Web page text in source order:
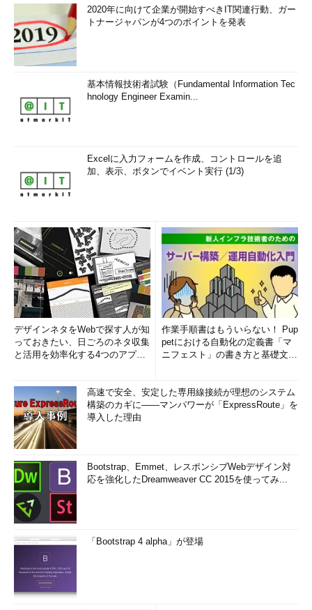
2020年に向けて企業が開始すべきIT関連行動、ガー
トナージャパンが4つのポイントを発表
基本情報技術者試験（Fundamental Information Tec
hnology Engineer Examin...
Excelに入力フォームを作成、コントロールを追
加、表示、ボタンでイベント実行 (1/3)
デザインネタをWebで探す人が知
っておきたい、日ごろのネタ収集
と活用を効率化する4つのアプリ
作業手順書はもういらない！ Pup
petにおける自動化の定義書「マ
ニフェスト」の書き方と基礎文法
高速で安全、安定した専用線接続が理想のシステム
構築のカギに――マンパワーが「ExpressRoute」を
導入した理由
Bootstrap、Emmet、レスポンシブWebデザイン対
応を強化したDreamweaver CC 2015を使ってみ...
「Bootstrap 4 alpha」が登場